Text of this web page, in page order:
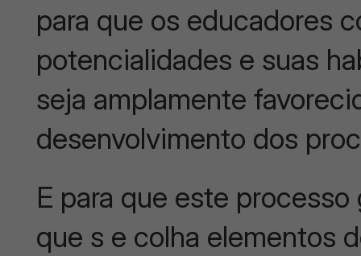
para que os educadores
potencialidades e suas
seja amplamente
desenvolvimento dos
E para que este
que s e colha elementos